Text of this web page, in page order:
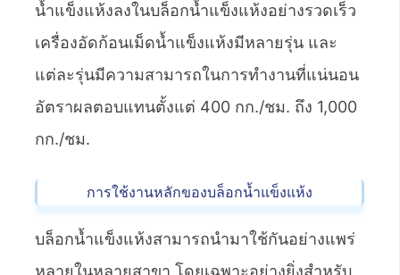
น้ำแข็งแห้งลงในบล็อกน้ำแข็งแห้งอย่างรวดเร็ว
เครื่องอัดก้อนเม็ดน้ำแข็งแห้งมีหลายรุ่น และ
แต่ละรุ่นมีความสามารถในการทำงานที่แน่นอน
อัตราผลตอบแทนตั้งแต่ 400 กก./ชม. ถึง 1,000
กก./ชม.
การใช้งานหลักของบล็อกน้ำแข็งแห้ง
บล็อกน้ำแข็งแห้งสามารถนำมาใช้กันอย่างแพร่
หลายในหลายสาขา โดยเฉพาะอย่างยิ่งสำหรับ